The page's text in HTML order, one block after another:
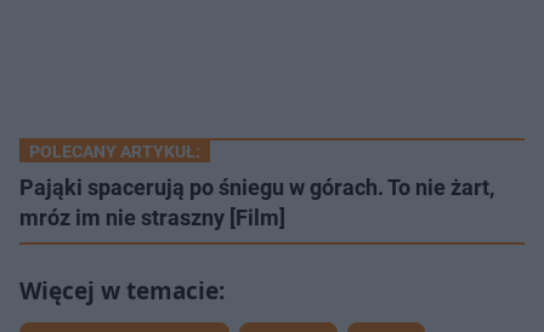
POLECANY ARTYKUŁ:
Pająki spacerują po śniegu w górach. To nie żart,
mróz im nie straszny [Film]